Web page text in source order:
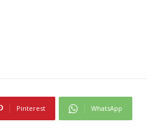
Pinterest WhatsApp